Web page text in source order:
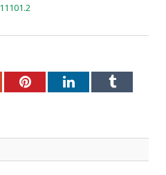
PinterestLinkedInTumblr